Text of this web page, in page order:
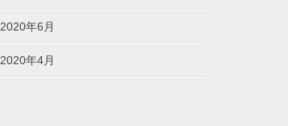
2020年6月
2020年4月